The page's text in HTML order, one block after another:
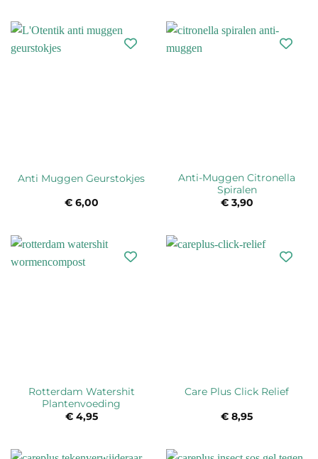
Anti Muggen Geurstokjes
€6,00
Anti-Muggen Citronella
Spiralen
€3,90
Rotterdam Watershit
Plantenvoeding
€4,95
Care Plus Click Relief
€ 8,95